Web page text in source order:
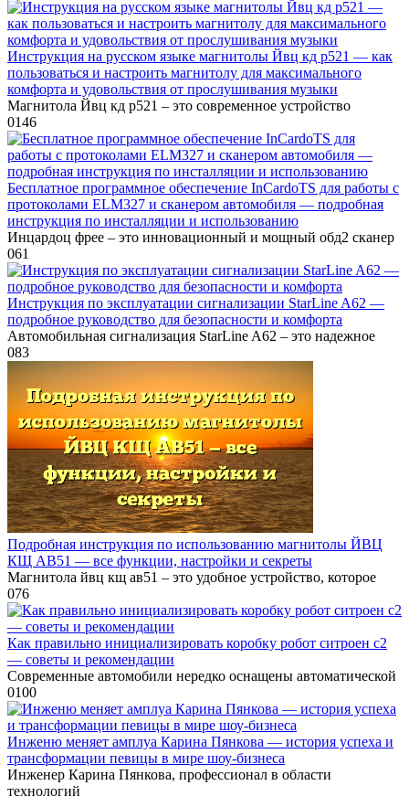
Инструкция на русском языке магнитолы Йвц кд р521 — как
пользоваться и настроить магнитолу для максимального
комфорта и удовольствия от прослушивания музыки
Магнитола Йвц кд р521 – это современное устройство
0146
Бесплатное программное обеспечение InCardoTS для работы с
протоколами ELM327 и сканером автомобиля — подробная
инструкция по инсталляции и использованию
Инцардоц фрее – это инновационный и мощный обд2 сканер
061
Инструкция по эксплуатации сигнализации StarLine A62 —
подробное руководство для безопасности и комфорта
Автомобильная сигнализация StarLine A62 – это надежное
083
Подробная инструкция по использованию магнитолы ЙВЦ
КЩ АВ51 — все функции, настройки и секреты
Магнитола йвц кщ ав51 – это удобное устройство, которое
076
Как правильно инициализировать коробку робот ситроен с2
— советы и рекомендации
Современные автомобили нередко оснащены автоматической
0100
Инженю меняет амплуа Карина Пянкова — история успеха и
трансформации певицы в мире шоу-бизнеса
Инженер Карина Пянкова, профессионал в области
технологий